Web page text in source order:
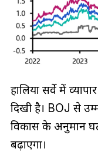
हालिया सर्वे में
दिखी है। BOJ से
विकास के अनुमान
बढ़ाएगा।